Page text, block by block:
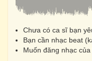
Chưa có ca sĩ bạn
Bạn cần nhạc beat
Muốn đăng nhạc